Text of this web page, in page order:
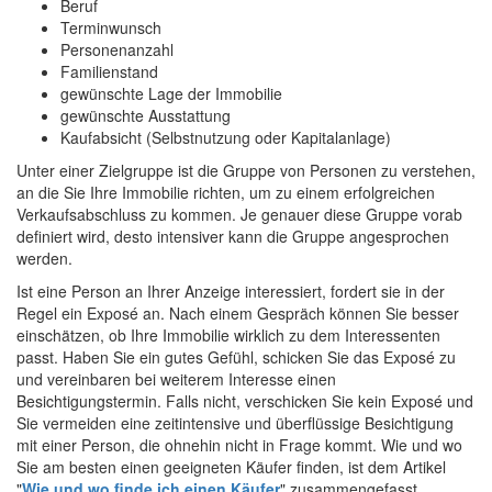
Beruf
Terminwunsch
Personenanzahl
Familienstand
gewünschte Lage der Immobilie
gewünschte Ausstattung
Kaufabsicht (Selbstnutzung oder Kapitalanlage)
Unter einer Zielgruppe ist die Gruppe von Personen zu verstehen,
an die Sie Ihre Immobilie richten, um zu einem erfolgreichen
Verkaufsabschluss zu kommen. Je genauer diese Gruppe vorab
definiert wird, desto intensiver kann die Gruppe angesprochen
werden.
Ist eine Person an Ihrer Anzeige interessiert, fordert sie in der
Regel ein Exposé an. Nach einem Gespräch können Sie besser
einschätzen, ob Ihre Immobilie wirklich zu dem Interessenten
passt. Haben Sie ein gutes Gefühl, schicken Sie das Exposé zu
und vereinbaren bei weiterem Interesse einen
Besichtigungstermin. Falls nicht, verschicken Sie kein Exposé und
Sie vermeiden eine zeitintensive und überflüssige Besichtigung
mit einer Person, die ohnehin nicht in Frage kommt. Wie und wo
Sie am besten einen geeigneten Käufer finden, ist dem Artikel